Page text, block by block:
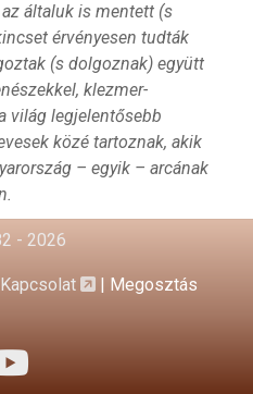
általuk is mentett (s
érvényesen tudták
(s dolgoznak) együtt
klezmer-
világ legjelentősebb
közé tartoznak, akik
– egyik – arcának
- 2026
Kapcsolat | Megosztás